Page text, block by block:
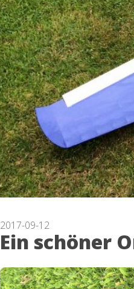
2017-09-12
Ein schöner